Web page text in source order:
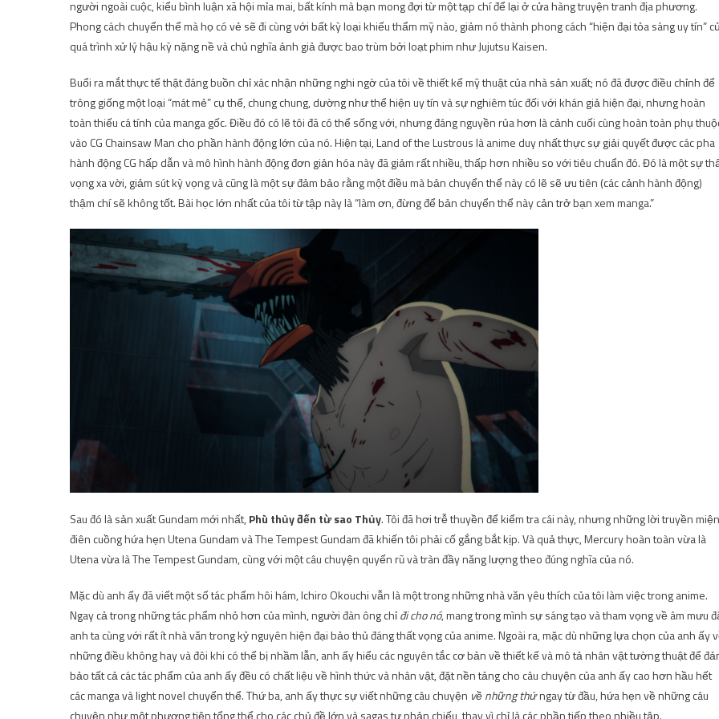
người ngoài cuộc, kiểu bình luận xã hội mỉa mai, bất kính mà bạn mong đợi từ một tạp chí để lại ở cửa hàng truyện tranh địa phương.
Phong cách chuyển thể mà họ có vẻ sẽ đi cùng với bất kỳ loại khiếu thẩm mỹ nào, giảm nó thành phong cách “hiện đại tỏa sáng uy tín”
quá trình xử lý hậu kỳ nặng nề và chủ nghĩa ảnh giả được bao trùm bởi loạt phim như Jujutsu Kaisen.
Buổi ra mắt thực tế thật đáng buồn chỉ xác nhận những nghi ngờ của tôi về thiết kế mỹ thuật của nhà sản xuất; nó đã được điều chỉnh để
trông giống một loại “mát mẻ” cụ thể, chung chung, dường như thể hiện uy tín và sự nghiêm túc đối với khán giả hiện đại, nhưng hoàn
toàn thiếu cá tính của manga gốc. Điều đó có lẽ tôi đã có thể sống với, nhưng đáng nguyền rủa hơn là cảnh cuối cùng hoàn toàn phụ
vào CG Chainsaw Man cho phần hành động lớn của nó. Hiện tại, Land of the Lustrous là anime duy nhất thực sự giải quyết được các pha
hành động CG hấp dẫn và mô hình hành động đơn giản hóa này đã giảm rất nhiều, thấp hơn nhiều so với tiêu chuẩn đó. Đó là một sự
vọng xa vời, giảm sút kỳ vọng và cũng là một sự đảm bảo rằng một điều mà bản chuyển thể này có lẽ sẽ ưu tiên (các cảnh hành động)
thậm chí sẽ không tốt. Bài học lớn nhất của tôi từ tập này là “làm ơn, đừng để bản chuyển thể này cản trở bạn xem manga.”
Sau đó là sản xuất Gundam mới nhất,Phù thủy đến từ sao Thủy. Tôi đã hơi trễ thuyền để kiểm tra cái này, nhưng những lời truyền
điên cuồng hứa hẹn Utena Gundam và The Tempest Gundam đã khiến tôi phải cố gắng bắt kịp. Và quả thực, Mercury hoàn toàn vừa là
Utena vừa là The Tempest Gundam, cùng với một câu chuyện quyến rũ và tràn đầy năng lượng theo đúng nghĩa của nó.
Mặc dù anh ấy đã viết một số tác phẩm hôi hám, Ichiro Okouchi vẫn là một trong những nhà văn yêu thích của tôi làm việc trong anime.
Ngay cả trong những tác phẩm nhỏ hơn của mình, người đàn ông chỉđi cho nó, mang trong mình sự sáng tạo và tham vọng về âm mưu
anh ta cùng với rất ít nhà văn trong kỷ nguyên hiện đại bảo thủ đáng thất vọng của anime. Ngoài ra, mặc dù những lựa chọn của anh ấy
những điều không hay và đôi khi có thể bị nhầm lẫn, anh ấy hiểu các nguyên tắc cơ bản về thiết kế và mô tả nhân vật tường thuật để
bảo tất cả các tác phẩm của anh ấy đều có chất liệu về hình thức và nhân vật, đặt nền tảng cho câu chuyện của anh ấy cao hơn hầu hết
các manga và light novel chuyển thể. Thứ ba, anh ấy thực sự viết những câu chuyện về những thứngay từ đầu, hứa hẹn về những câu
chuyện như một phương tiện tổng thể cho các chủ đề lớn và sagas tự phản chiếu, thay vì chỉ là các phần tiếp theo nhiều tập.